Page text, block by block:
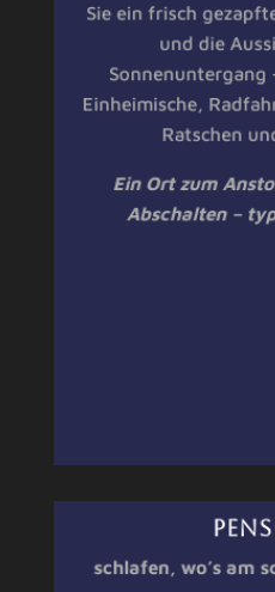
Sie ein frisch
und die
Sonnenuntergang
Einheimische,
Ratschen
Ein Ort zum
Abschalten –
schlafen, wo’s am